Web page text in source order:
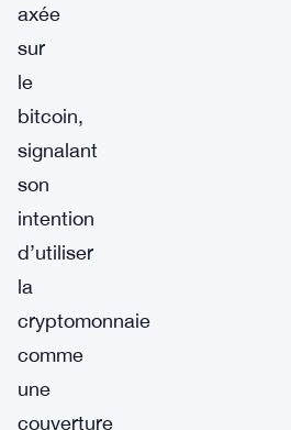
axée
sur
le
bitcoin,
signalant
son
intention
d’utiliser
la
cryptomonnaie
comme
une
couverture